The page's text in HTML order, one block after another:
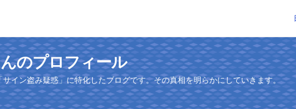
のプロフィール
イン盗み疑惑」に特化したブログです。その真相を明らかにしていきます。